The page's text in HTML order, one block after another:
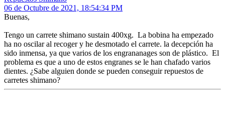
06 de Octubre de 2021, 18:54:34 PM
Buenas,
Tengo un carrete shimano sustain 400xg. La bobina ha empezado
ha no oscilar al recoger y he desmotado el carrete. la decepción ha
sido inmensa, ya que varios de los engrananages son de plástico. El
problema es que a uno de estos engranes se le han chafado varios
dientes. ¿Sabe alguien donde se pueden conseguir repuestos de
carretes shimano?